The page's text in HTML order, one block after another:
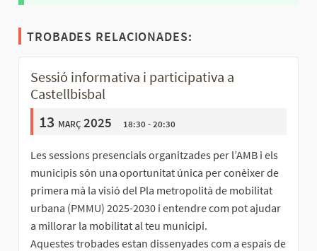
TROBADES RELACIONADES:
Sessió informativa i participativa a
Castellbisbal
13 març 2025 18:30 - 20:30
Les sessions presencials organitzades per l’AMB i els
municipis són una oportunitat única per conèixer de
primera mà la visió del Pla metropolità de mobilitat
urbana (PMMU) 2025-2030 i entendre com pot ajudar
a millorar la mobilitat al teu municipi.
Aquestes trobades estan dissenyades com a espais de